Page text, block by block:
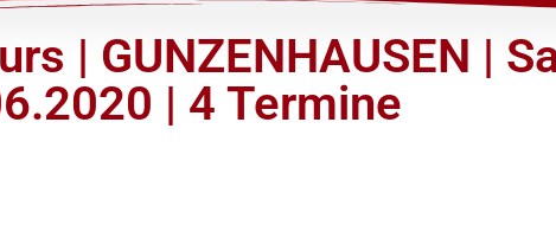
| GUNZENHAUSEN |
| 4 Termine